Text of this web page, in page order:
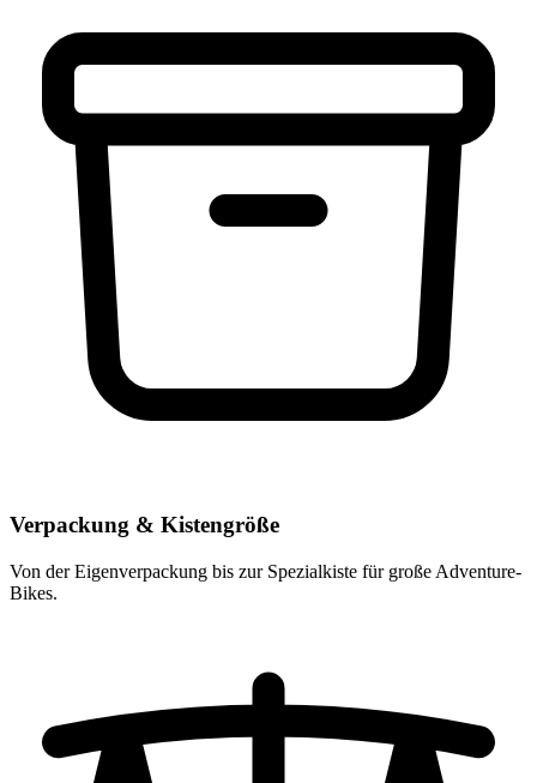
Verpackung & Kistengröße
Von der Eigenverpackung bis zur Spezialkiste für große Adventure-
Bikes.